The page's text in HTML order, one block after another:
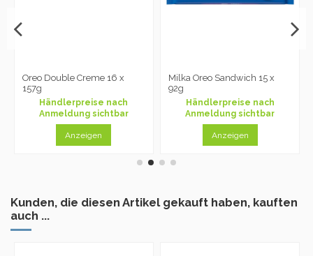
Oreo Double Creme 16 x
157g
Händlerpreise nach
Anmeldung sichtbar
Anzeigen
Milka Oreo Sandwich 15 x
92g
Händlerpreise nach
Anmeldung sichtbar
Anzeigen
Kunden, die diesen Artikel gekauft haben, kauften
auch ...